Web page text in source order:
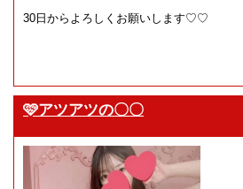
30日からよろしくお願いします♡♡
🩷アツアツの〇〇